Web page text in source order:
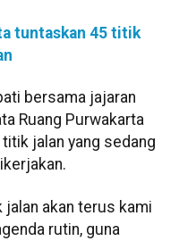
tuntaskan 45 titik
bersama jajaran
Ruang Purwakarta
jalan yang sedang
jalan akan terus kami
rutin, guna